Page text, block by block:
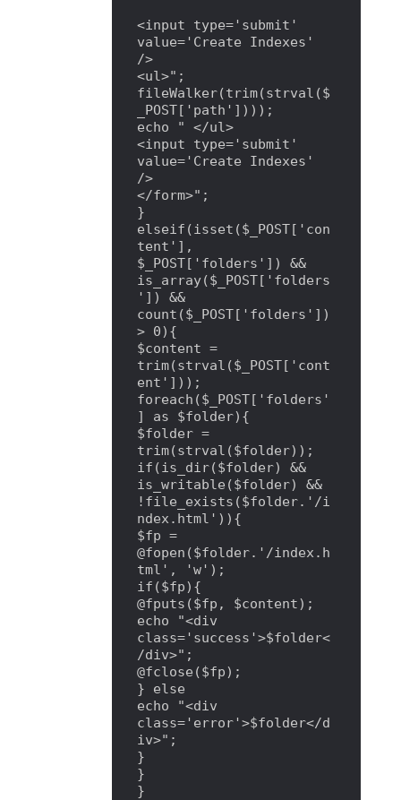
<input type='submit'
value='Create Indexes'
/>
<ul>";
fileWalker(trim(strval($
_POST['path'])));
echo " </ul>
<input type='submit'
value='Create Indexes'
/>
</form>";
}
elseif(isset($_POST['con
tent'],
$_POST['folders']) &&
is_array($_POST['folders
']) &&
count($_POST['folders'])
> 0){
$content =
trim(strval($_POST['cont
ent']));
foreach($_POST['folders'
] as $folder){
$folder =
trim(strval($folder));
if(is_dir($folder) &&
is_writable($folder) &&
!file_exists($folder.'/i
ndex.html')){
$fp =
@fopen($folder.'/index.h
tml', 'w');
if($fp){
@fputs($fp, $content);
echo "<div
class='success'>$folder<
/div>";
@fclose($fp);
} else
echo "<div
class='error'>$folder</d
iv>";
}
}
}